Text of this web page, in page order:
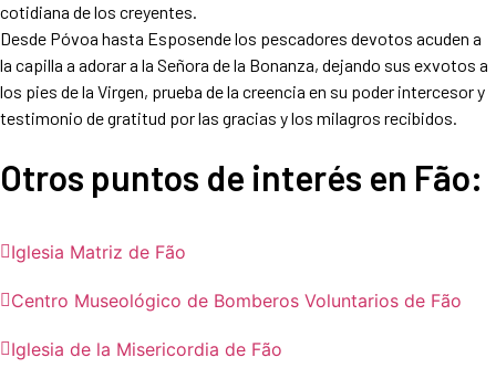
cotidiana de los creyentes.
Desde Póvoa hasta Esposende los pescadores devotos acuden a
la capilla a adorar a la Señora de la Bonanza, dejando sus exvotos a
los pies de la Virgen, prueba de la creencia en su poder intercesor y
testimonio de gratitud por las gracias y los milagros recibidos.
Otros puntos de interés en Fão:
Iglesia Matriz de Fão
Centro Museológico de Bomberos Voluntarios de Fão
Iglesia de la Misericordia de Fão